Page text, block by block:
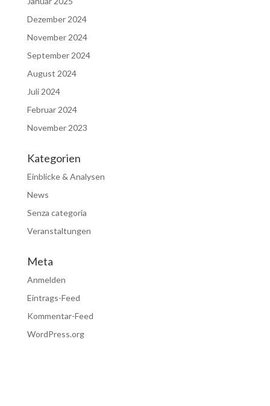
Dezember 2024
November 2024
September 2024
August 2024
Juli 2024
Februar 2024
November 2023
Kategorien
Einblicke & Analysen
News
Senza categoria
Veranstaltungen
Meta
Anmelden
Eintrags-Feed
Kommentar-Feed
WordPress.org